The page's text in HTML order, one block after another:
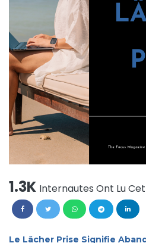
1.3K Internautes Ont Lu
Le Lâcher Prise Signifie